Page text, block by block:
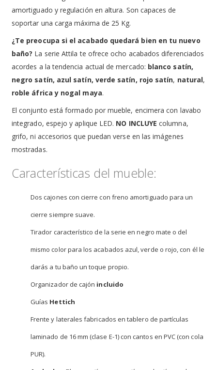
amortiguado y regulación en altura. Son capaces de
soportar una carga máxima de 25 Kg.
¿Te preocupa si el acabado quedará bien en tu nuevo
baño? La serie Attila te ofrece ocho acabados diferenciados
acordes a la tendencia actual de mercado: blanco satín,
negro satín, azul satín, verde satín, rojo satín, natural,
roble áfrica y nogal maya.
El conjunto está formado por mueble, encimera con lavabo
integrado, espejo y aplique LED. NO INCLUYE columna,
grifo, ni accesorios que puedan verse en las imágenes
mostradas.
Características del mueble:
Dos cajones con cierre con freno amortiguado para un
cierre siempre suave.
Tirador característico de la serie en negro mate o del
mismo color para los acabados azul, verde o rojo, con él le
darás a tu baño un toque propio.
Organizador de cajón incluido
Guías Hettich
Frente y laterales fabricados en tablero de partículas
laminado de 16 mm (clase E-1) con cantos en PVC (con cola
PUR).